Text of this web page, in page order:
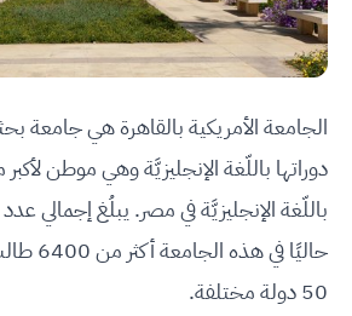
الجامعة الأمريكية بالقاهرة هي جامعة
دوراتها باللّغة الإنجليزيَّة وهي موطن
باللّغة الإنجليزيَّة في مصر. يبلُغ إجمالي
حاليًا
50 دولة مختلفة.